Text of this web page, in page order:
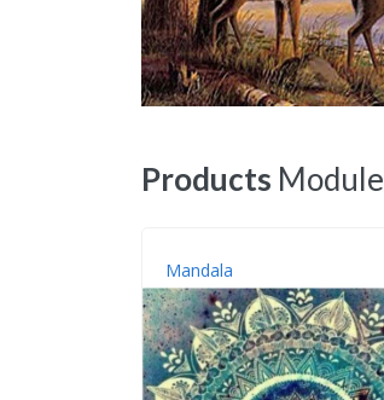
Products Module
Mandala